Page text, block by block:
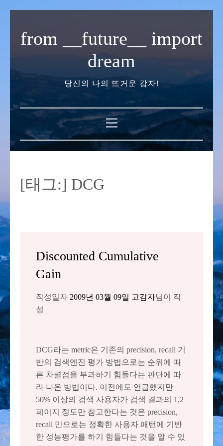
기
from __future__ import
dream
당신의 나의 뜨거운 감자!
기
본
메
뉴
[태그:] DCG
Discounted Cumulative
Gain
작성일자 2009년 03월 09일 고감자님이 작
성
DCG라는 metric은 기존의 precision, recall 기
반의 검색엔진 평가 방법으로는 순위에 따
른 차별점을 부과하기 힘들다는 판단에 따
라 나온 방법이다. 이전에도 언급했지만
50% 이상의 검색 사용자가 검색 결과의 1,2
페이지 정도만 참고한다는 것은 precision,
recall 만으로는 정확한 사용자 패턴에 기반
한 성능평가를 하기 힘들다는 것을 알 수 있